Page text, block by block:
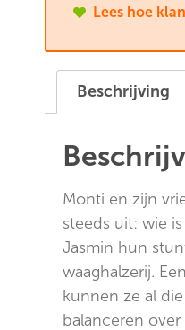
Lees hoe
Beschrijving
Monti en zijn
steeds uit: wie
Jasmin hun
waaghalzerij.
kunnen ze al
balanceren